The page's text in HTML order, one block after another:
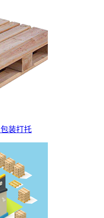
装打托